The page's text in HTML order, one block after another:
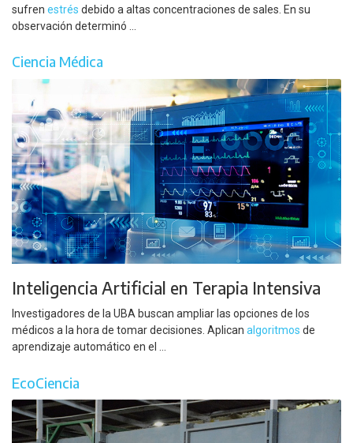
sufren estrés debido a altas concentraciones de sales. En su
observación determinó ...
Ciencia Médica
Inteligencia Artificial en Terapia Intensiva
Investigadores de la UBA buscan ampliar las opciones de los
médicos a la hora de tomar decisiones. Aplican algoritmos de
aprendizaje automático en el ...
EcoCiencia